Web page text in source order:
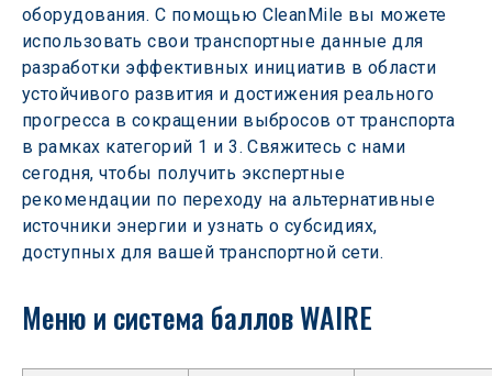
оборудования. С помощью CleanMile вы можете
использовать свои транспортные данные для
разработки эффективных инициатив в области
устойчивого развития и достижения реального
прогресса в сокращении выбросов от транспорта
в рамках категорий 1 и 3. Свяжитесь с нами
сегодня, чтобы получить экспертные
рекомендации по переходу на альтернативные
источники энергии и узнать о субсидиях,
доступных для вашей транспортной сети.
Меню и система баллов WAIRE